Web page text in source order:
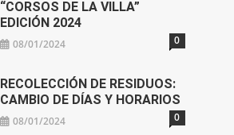
“CORSOS DE LA VILLA”
EDICIÓN 2024
08/01/2024 0
RECOLECCIÓN DE RESIDUOS:
CAMBIO DE DÍAS Y HORARIOS
08/01/2024 0